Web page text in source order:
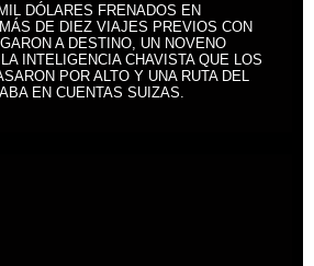
DÓLARES FRENADOS EN
DE DIEZ VIAJES PREVIOS CON
A DESTINO, UN NOVENO
INTELIGENCIA CHAVISTA QUE LOS
POR ALTO Y UNA RUTA DEL
EN CUENTAS SUIZAS.